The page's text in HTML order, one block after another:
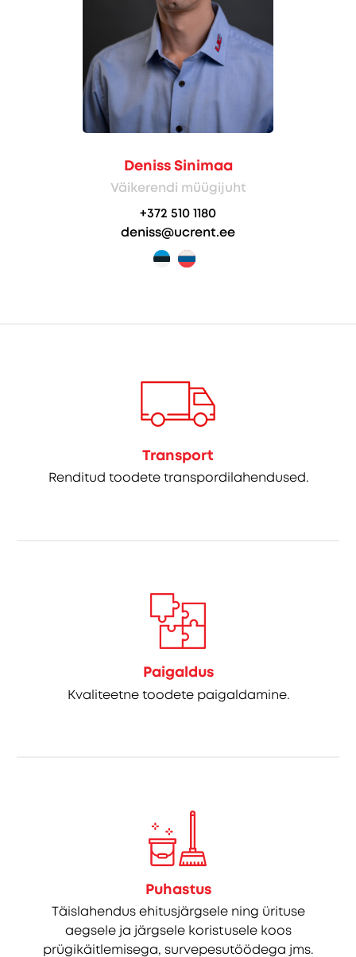
Deniss Sinimaa
Väikerendi müügijuht
+372 510 1180
deniss@ucrent.ee
Transport
Renditud toodete transpordilahendused.
Paigaldus
Kvaliteetne toodete paigaldamine.
Puhastus
Täislahendus ehitusjärgsele ning ürituse
aegsele ja järgsele koristusele koos
prügikäitlemisega, survepesutöödega jms.